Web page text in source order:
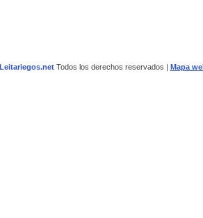
Leitariegos.netTodos los derechos reservados | Mapa